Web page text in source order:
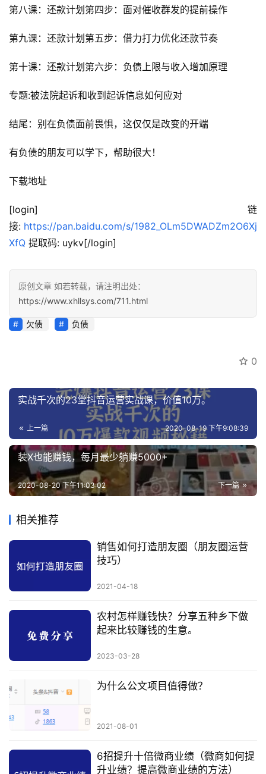
百
业
源
员
区
第八课：还款计划第四步：面对催收群发的提前操作
第九课：还款计划第五步：借力打力优化还款节奏
第十课：还款计划第六步：负债上限与收入增加原理
专题:被法院起诉和收到起诉信息如何应对
结尾：别在负债面前畏惧，这仅仅是改变的开端
有负债的朋友可以学下，帮助很大！
下载地址
[login]链
接: https://pan.baidu.com/s/1982_OLm5DWADZm2O6Xj
XfQ 提取码: uykv[/login]
原创文章 如若转载，请注明出处：
https://www.xhllsys.com/711.html
欠债 负债
0
实战千次的23堂抖音运营实战课，价值10万。
上一篇 2020-08-19 下午9:08:39
装X也能赚钱，每月最少躺赚5000+
下一篇
2020-08-20 下午11:03:02
相关推荐
销售如何打造朋友圈（朋友圈运营
技巧）
2021-04-18
农村怎样赚钱快？分享五种乡下做
起来比较赚钱的生意。
2023-03-28
为什么公文项目值得做？
2021-08-01
6招提升十倍微商业绩（微商如何提
升业绩？提高微商业绩的方法）